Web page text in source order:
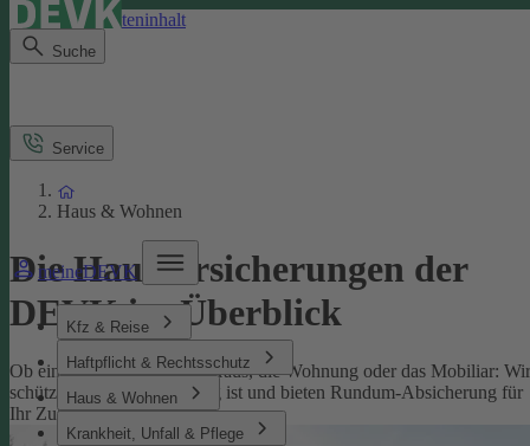
Direkt zum Seiteninhalt
Suche
meineDEVK
Kfz & Reise
Haftpflicht & Rechtsschutz
Haus & Wohnen
Krankheit, Unfall & Pflege
Service
Haus & Wohnen
Die Hausversicherungen der
DEVK im Überblick
Ob eine Versicherung fürs Haus, die Wohnung oder das Mobiliar: Wir
schützen, was Ihnen wichtig ist und bieten Rundum-Absicherung für
Ihr Zuhause.